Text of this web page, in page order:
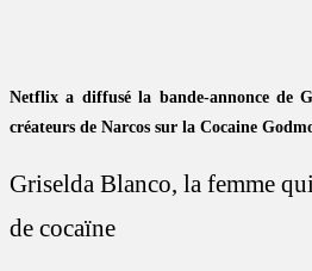
Netflix a diffusé la bande-annonce de
créateurs de Narcos sur la Cocaine
Griselda Blanco, la femme
de cocaïne